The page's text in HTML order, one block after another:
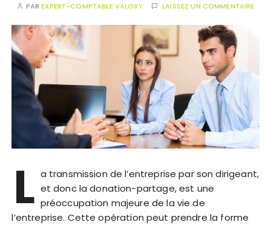
PAREXPERT-COMPTABLE VALOXY LAISSEZ UN COMMENTAIRE
L a transmission de l’entreprise par son dirigeant,
et donc la donation-partage, est une
préoccupation majeure de la vie de
l’entreprise. Cette opération peut prendre la forme